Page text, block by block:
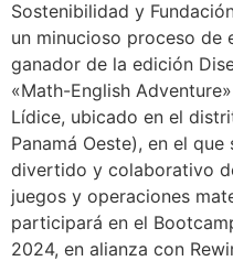
Sostenibilidad y
un minucioso proceso de
ganador de la edición
«Math-English
Lídice, ubicado en el
Panamá Oeste), en el
divertido y colaborativo
juegos y operaciones
participará en el
2024, en alianza con